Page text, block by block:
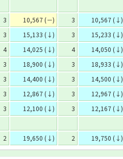
3 10,567 (－) 3 10,567 (↓)
3 15,133 (↓) 3 15,233 (↓)
4 14,025 (↓) 4 14,050 (↓)
3 18,900 (↓) 3 18,933 (↓)
3 14,400 (↓) 3 14,500 (↓)
3 12,867 (↓) 3 12,967 (↓)
3 12,100 (↓) 3 12,167 (↓)
2 19,650 (↓) 2 19,750 (↓)